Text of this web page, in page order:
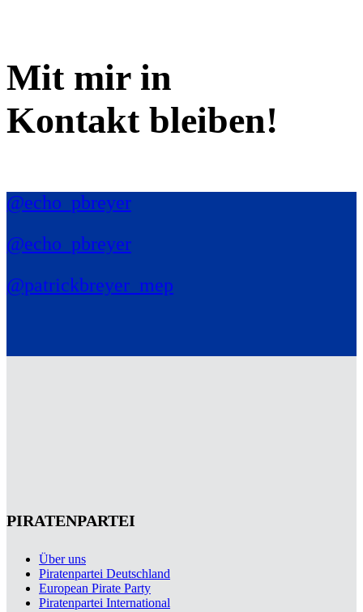
Mit mir in
Kontakt bleiben!
@echo_pbreyer
@echo_pbreyer
@patrickbreyer_mep
PIRATENPARTEI
Über uns
Piratenpartei Deutschland
European Pirate Party
Piratenpartei International